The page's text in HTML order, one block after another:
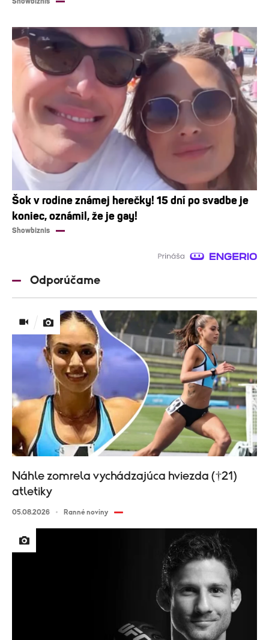
Šok v rodine známej herečky! 15 dní po svadbe je
koniec, oznámil, že je gay!
Showbiznis
Odporúčame
Náhle zomrela vychádzajúca hviezda (†21)
atletiky
05.08.2026 Ranné noviny